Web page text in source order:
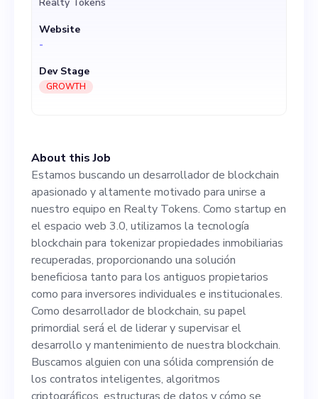
tokenizar propiedades
inmobiliarias recuperadas,
proporcionando una solución
beneficiosa tanto para los
e institucionales. Como
desarrollador de blockchain,
su papel primordial será el
de liderar y supervisar el
desarrollo y mantenimiento
de nuestra blockchain.
Buscamos alguien con una
sólida comprensión de los
contratos inteligentes,
About this Job
Estamos buscando un desarrollador de blockchain
apasionado y altamente motivado para unirse a
nuestro equipo en Realty Tokens. Como startup en
el espacio web 3.0, utilizamos la tecnología
blockchain para tokenizar propiedades inmobiliarias
recuperadas, proporcionando una solución
beneficiosa tanto para los antiguos propietarios
como para inversores individuales e institucionales.
Como desarrollador de blockchain, su papel
primordial será el de liderar y supervisar el
desarrollo y mantenimiento de nuestra blockchain.
Buscamos alguien con una sólida comprensión de
los contratos inteligentes, algoritmos
Website
-
Dev Stage
GROWTH